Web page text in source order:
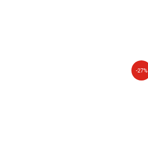
-27%